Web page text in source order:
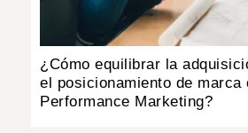
¿Cómo equilibrar la
el posicionamiento de marca
Performance Marketing?